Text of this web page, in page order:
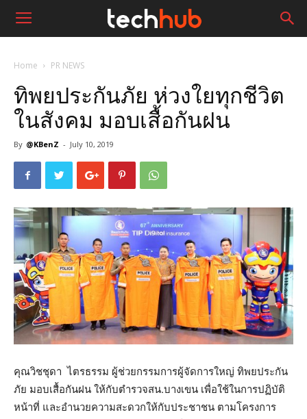
Home PR NEWS
ทิพยประกันภัย ห่วงใยทุกชีวิต
ในสังคม มอบเสื้อกันฝน
By @KBenZ - July 10, 2019
คุณวิชชุดา ไตรธรรม ผู้ช่วยกรรมการผู้จัดการใหญ่ ทิพยประกัน
ภัย มอบเสื้อกันฝน ให้กับตำรวจสน.บางเขน เพื่อใช้ในการปฏิบัติ
หน้าที่ และอำนวยความสะดวกให้กับประชาชน ตามโครงการ